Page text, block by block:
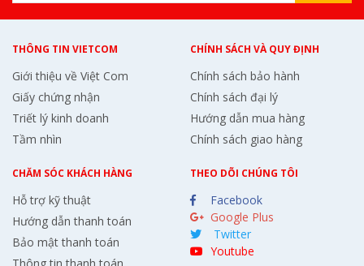
THÔNG TIN VIETCOM
Giới thiệu về Việt Com
Giấy chứng nhận
Triết lý kinh doanh
Tầm nhìn
CHÍNH SÁCH VÀ QUY ĐỊNH
Chính sách bảo hành
Chính sách đại lý
Hướng dẫn mua hàng
Chính sách giao hàng
CHĂM SÓC KHÁCH HÀNG
Hỗ trợ kỹ thuật
Hướng dẫn thanh toán
Bảo mật thanh toán
THEO DÕI CHÚNG TÔI
Facebook
Google Plus
Twitter
Youtube